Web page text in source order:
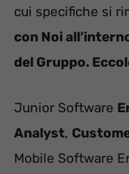
cui specifiche si
con Noi
del Gruppo.
Junior Software
Analyst,
Mobile Software